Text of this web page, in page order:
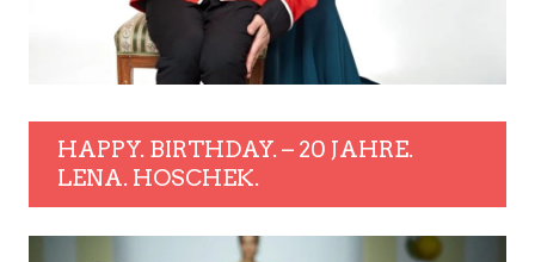
HAPPY. BIRTHDAY. – 20 JAHRE.
LENA. HOSCHEK.